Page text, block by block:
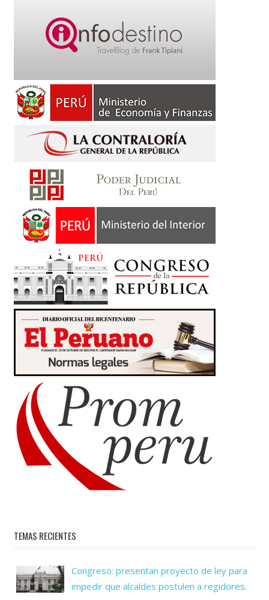
TEMAS RECIENTES
Congreso: presentan proyecto de ley para
impedir que alcaldes postulen a regidores.